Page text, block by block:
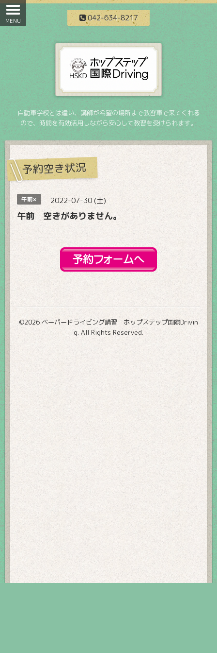
042-634-8217
自動車学校とは違い、講師が希望の場所まで教習車で来てくれる
ので、時間を有効活用しながら安心して教習を受けられます。
予約空き状況
午前× 2022-07-30 (土)
午前 空きがありません。
©2026 ペーパードライビング講習 ホップステップ国際Drivin
g. All Rights Reserved.